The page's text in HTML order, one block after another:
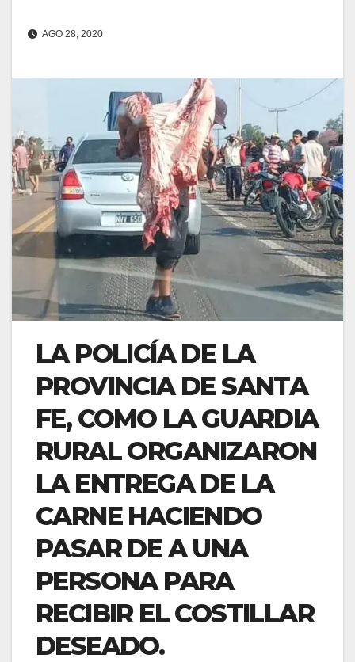
AGO 28, 2020
LA POLICÍA DE LA
PROVINCIA DE SANTA
FE, COMO LA GUARDIA
RURAL ORGANIZARON
LA ENTREGA DE LA
CARNE HACIENDO
PASAR DE A UNA
PERSONA PARA
RECIBIR EL COSTILLAR
DESEADO.